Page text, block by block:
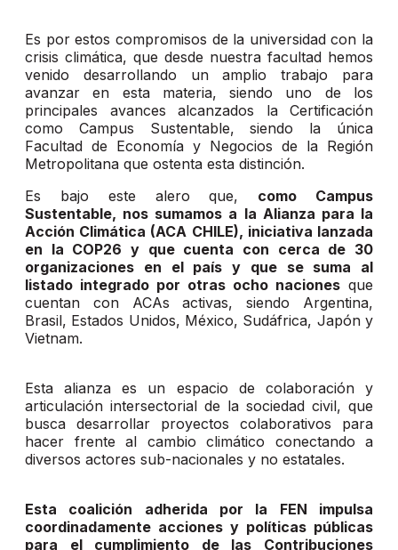
Es por estos compromisos de la universidad con la
crisis climática, que desde nuestra facultad hemos
venido desarrollando un amplio trabajo para
avanzar en esta materia, siendo uno de los
principales avances alcanzados la Certificación
como Campus Sustentable, siendo la única
Facultad de Economía y Negocios de la Región
Metropolitana que ostenta esta distinción.
Es bajo este alero que, como Campus
Sustentable, nos sumamos a la Alianza para la
Acción Climática (ACA CHILE), iniciativa lanzada
en la COP26 y que cuenta con cerca de 30
organizaciones en el país y que se suma al
listado integrado por otras ocho naciones que
cuentan con ACAs activas, siendo Argentina,
Brasil, Estados Unidos, México, Sudáfrica, Japón y
Vietnam.
Esta alianza es un espacio de colaboración y
articulación intersectorial de la sociedad civil, que
busca desarrollar proyectos colaborativos para
hacer frente al cambio climático conectando a
diversos actores sub-nacionales y no estatales.
Esta coalición adherida por la FEN impulsa
coordinadamente acciones y políticas públicas
para el cumplimiento de las Contribuciones